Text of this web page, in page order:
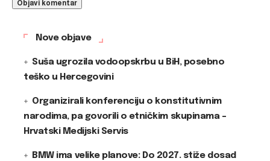
Nove objave
Suša ugrozila vodoopskrbu u BiH, posebno
teško u Hercegovini
Organizirali konferenciju o konstitutivnim
narodima, pa govorili o etničkim skupinama –
Hrvatski Medijski Servis
BMW ima velike planove: Do 2027. stiže dosad